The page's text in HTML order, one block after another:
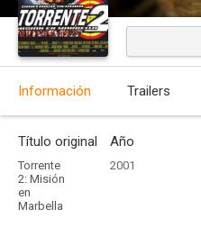
Información Trailers
Título original
Torrente
2: Misión
en
Marbella
Año
2001